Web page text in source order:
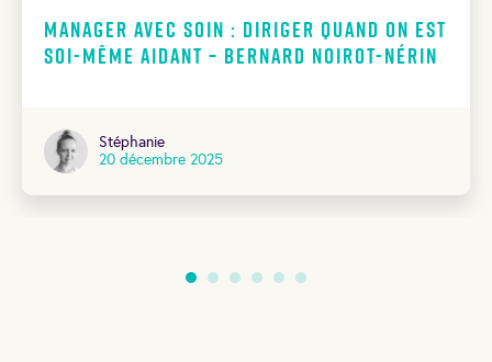
Manager avec soin : diriger quand on est
soi-même aidant – Bernard Noirot-Nérin
Stéphanie
20 décembre 2025